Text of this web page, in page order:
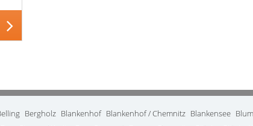
Bergholz Blankenhof Blankenhof / Chemnitz Blankensee